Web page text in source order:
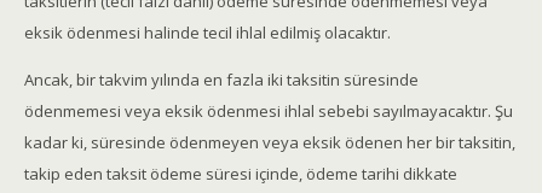
eksik ödenmesi halinde tecil ihlal edilmiş olacaktır.
Ancak, bir takvim yılında en fazla iki taksitin süresinde
ödenmemesi veya eksik ödenmesi ihlal sebebi sayılmayacaktır. Şu
kadar ki, süresinde ödenmeyen veya eksik ödenen her bir taksitin,
takip eden taksit ödeme süresi içinde, ödeme tarihi dikkate